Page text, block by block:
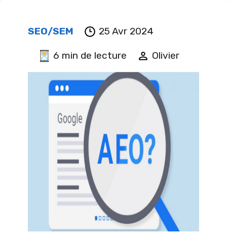
SEO/SEM 25 Avr 2024
6 min de lecture Olivier